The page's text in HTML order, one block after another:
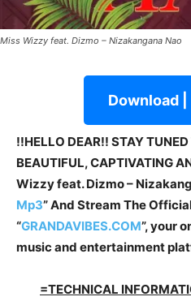
Miss Wizzy feat. Dizmo – Nizakangana Nao
Download |
!!HELLO DEAR!! STAY
BEAUTIFUL, CAPTIVATING
Wizzy feat. Dizmo –
Mp3”And Stream The
“GRANDAVIBES.COM”, your
music and entertainment
=TECHNICAL